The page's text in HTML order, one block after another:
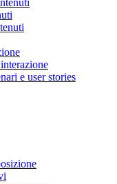
e user stories